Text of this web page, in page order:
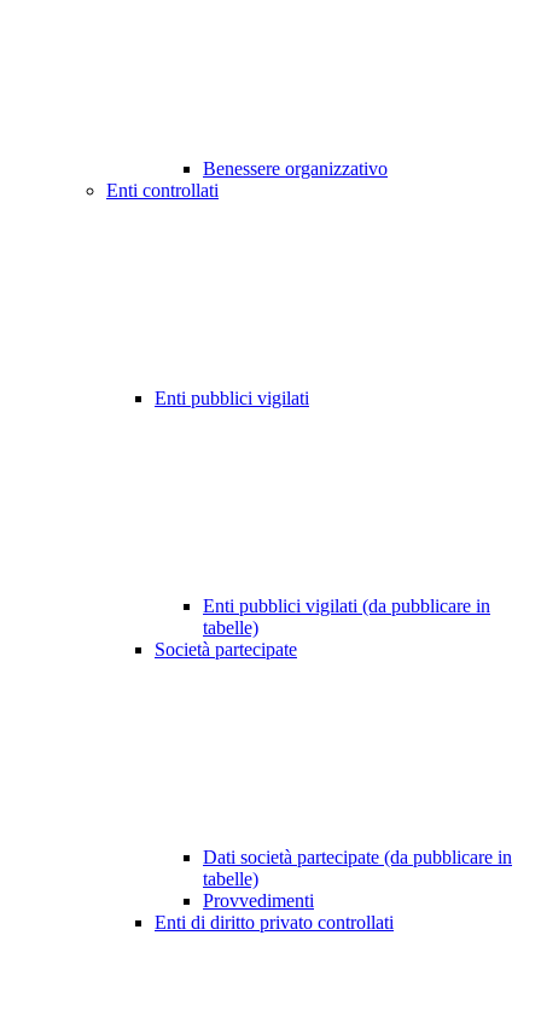
Benessere organizzativo
Enti controllati
Enti pubblici vigilati
Enti pubblici vigilati (da pubblicare in
tabelle)
Società partecipate
Dati società partecipate (da pubblicare in
tabelle)
Provvedimenti
Enti di diritto privato controllati